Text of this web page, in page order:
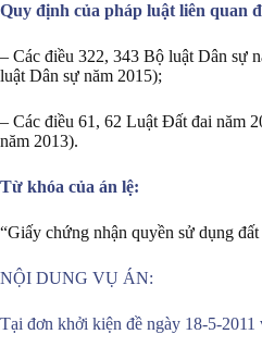
Quy định của pháp luật liên quan
– Các điều 322, 343 Bộ luật Dân sự
luật Dân sự năm 2015);
– Các điều 61, 62 Luật Đất đai năm
năm 2013).
Từ khóa của án lệ:
“Giấy chứng nhận quyền sử dụng
NỘI DUNG VỤ ÁN:
Tại đơn khởi kiện đề ngày 18-5-